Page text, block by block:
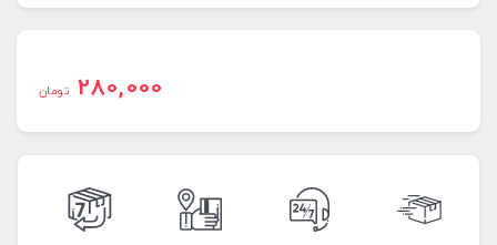
280,000 تومان